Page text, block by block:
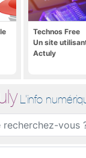
Technos Free
Un site
Actuly
L'info